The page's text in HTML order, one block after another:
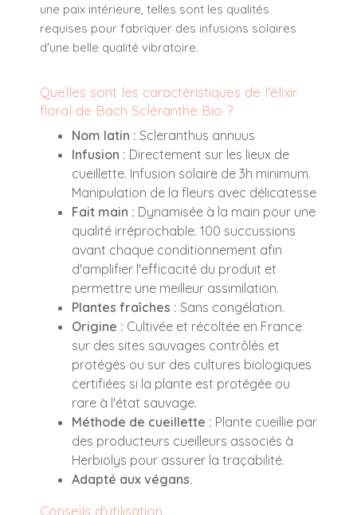
une paix intérieure, telles sont les qualités
requises pour fabriquer des infusions solaires
d'une belle qualité vibratoire.
Quelles sont les caractéristiques de l'élixir
floral de Bach Scléranthe Bio ?
Nom latin : Scleranthus annuus
Infusion : Directement sur les lieux de
cueillette. Infusion solaire de 3h minimum.
Manipulation de la fleurs avec délicatesse
Fait main : Dynamisée à la main pour une
qualité irréprochable. 100 succussions
avant chaque conditionnement afin
d'amplifier l'efficacité du produit et
permettre une meilleur assimilation.
Plantes fraîches : Sans congélation.
Origine : Cultivée et récoltée en France
sur des sites sauvages contrôlés et
protégés ou sur des cultures biologiques
certifiées si la plante est protégée ou
rare à l'état sauvage.
Méthode de cueillette : Plante cueillie par
des producteurs cueilleurs associés à
Herbiolys pour assurer la traçabilité.
Adapté aux végans.
Conseils d'utilisation